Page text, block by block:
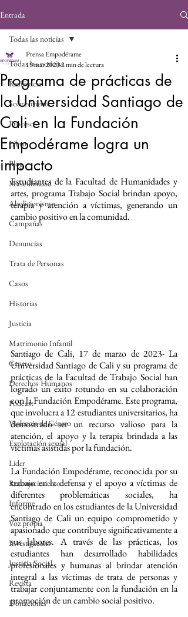
Entrada
Todas las noticias
Resiliencia
Sobreviviente
Procesos
Libro
Blog
Masculinidad
Abolicionismo
Campañas
Denuncias
Trata de Personas
Casos
Historias
Justicia
Matrimonio Infantil
Genero
Derechos Humanos
Podcast
Violencia de Género
Explotación sexual
Líder
Reconocimiento
Informe
Voz propia
Investigación
Justicia Social
Revista
Donaciones
Todas las noticias
Programa de prácticas de
la Universidad Santiago de
Cali en la Fundación
Empodérame logra un
impacto
Prensa Empodérame
19 mar 20232 min de lectura
Estudiantes de la Facultad de Humanidades y
artes, programa Trabajo Social brindan apoyo,
terapia y atención a víctimas, generando un
cambio positivo en la comunidad.
Santiago de Cali, 17 de marzo de 2023- La
Universidad Santiago de Cali y su programa de
prácticas de la Facultad de Trabajo Social han
logrado un éxito rotundo en su colaboración
con la Fundación Empodérame. Este programa,
que involucra a 12 estudiantes universitarios, ha
demostrado ser un recurso valioso para la
atención, el apoyo y la terapia brindada a las
víctimas asistidas por la fundación.
La Fundación Empodérame, reconocida por su
trabajo en la defensa y el apoyo a víctimas de
diferentes problemáticas sociales, ha
encontrado en los estudiantes de la Universidad
Santiago de Cali un equipo comprometido y
apasionado que contribuye significativamente a
sus labores. A través de las prácticas, los
estudiantes han desarrollado habilidades
profesionales y humanas al brindar atención
integral a las víctimas de trata de personas y
trabajar conjuntamente con la fundación en la
promoción de un cambio social positivo.